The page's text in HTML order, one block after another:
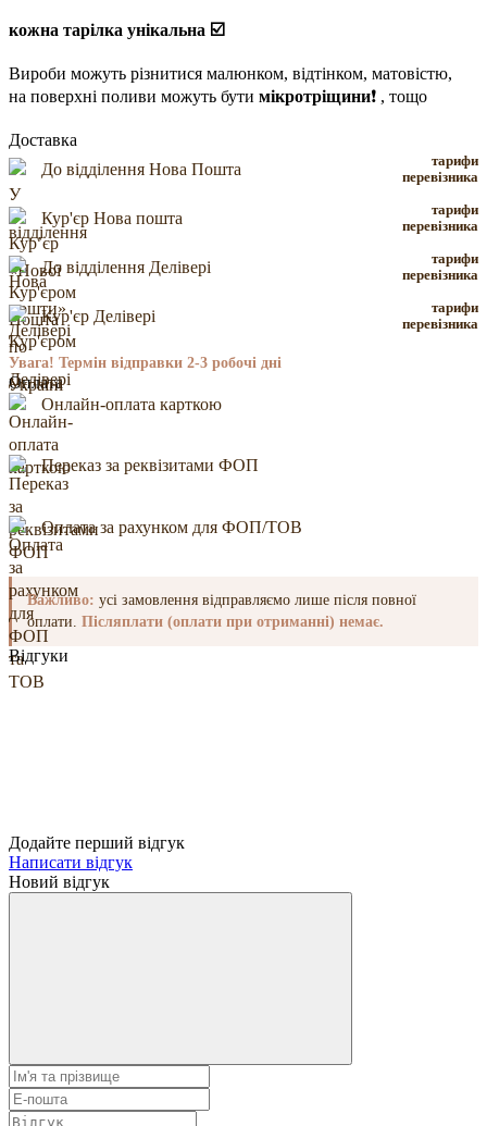
кожна тарілка унікальна ☑️
Вироби можуть різнитися малюнком, відтінком, матовістю,
на поверхні поливи можуть бути мікротріщини❗️ , тощо
Доставка
До відділення Нова Пошта
тарифи
перевізника
Кур'єр Нова пошта
тарифи
перевізника
До відділення Делівері
тарифи
перевізника
Кур'єр Делівері
тарифи
перевізника
Увага! Термін відправки 2-3 робочі дні
Оплата
Онлайн-оплата карткою
Переказ за реквізитами ФОП
Оплата за рахунком для ФОП/ТОВ
Важливо: усі замовлення відправляємо лише після повної
оплати. Післяплати (оплати при отриманні) немає.
Відгуки
Додайте перший відгук
Написати відгук
Новий відгук